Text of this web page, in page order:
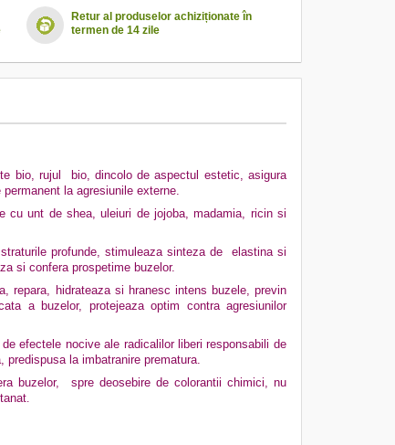
Retur al produselor achiziționate în
termen de 14 zile
bio, rujul bio, dincolo de aspectul estetic, asigura
la agresiunile externe.
cu unt de shea, uleiuri de jojoba, madamia, ricin si
profunde, stimuleaza sinteza de elastina si
si confera prospetime buzelor.
repara, hidrateaza si hranesc intens buzele, previn
a buzelor, protejeaza optim contra agresiunilor
efectele nocive ale radicalilor liberi responsabili de
predispusa la imbatranire prematura.
buzelor, spre deosebire de colorantii chimici, nu
.